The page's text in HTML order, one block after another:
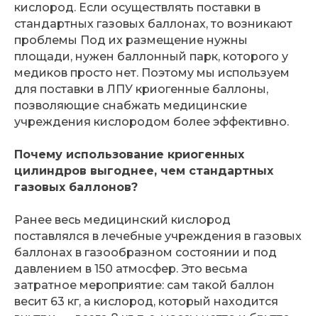
кислород. Если осуществлять поставки в
стандартных газовых баллонах, то возникают
проблемы Под их размещение нужны
площади, нужен баллонный парк, которого у
медиков просто нет. Поэтому мы используем
для поставки в ЛПУ криогенные баллоны,
позволяющие снабжать медицинские
учреждения кислородом более эффективно.
Почему использование криогенных
цилиндров выгоднее, чем стандартных
газовых баллонов?
Ранее весь медицинский кислород
поставлялся в лечебные учреждения в газовых
баллонах в газообразном состоянии и под
давлением в 150 атмосфер. Это весьма
затратное мероприятие: сам такой баллон
весит 63 кг, а кислород, который находится